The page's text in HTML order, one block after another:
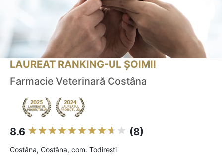
LAUREAT RANKING-UL ȘOIMII
Farmacie Veterinară Costâna
8.6 (8)
Costâna, Costâna, com. Todirești